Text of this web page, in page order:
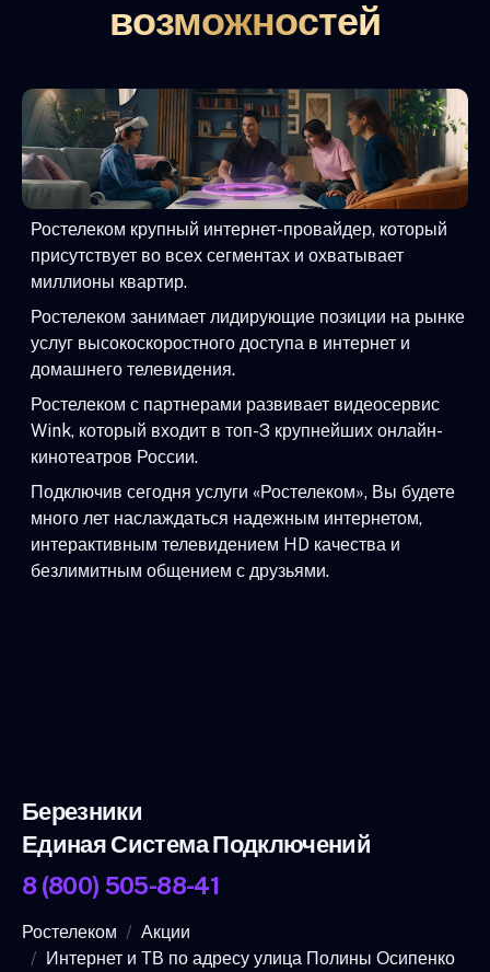
возможностей
Ростелеком крупный интернет-провайдер, который
присутствует во всех сегментах и охватывает
миллионы квартир.
Ростелеком занимает лидирующие позиции на рынке
услуг высокоскоростного доступа в интернет и
домашнего телевидения.
Ростелеком с партнерами развивает видеосервис
Wink, который входит в топ-3 крупнейших онлайн-
кинотеатров России.
Подключив сегодня услуги «Ростелеком», Вы будете
много лет наслаждаться надежным интернетом,
интерактивным телевидением HD качества и
безлимитным общением с друзьями.
Березники
Единая Система Подключений
8 (800) 505-88-41
Ростелеком
Акции
Интернет и ТВ по адресу улица Полины Осипенко